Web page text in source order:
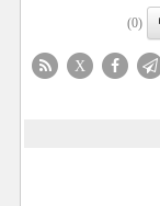
(0)
X